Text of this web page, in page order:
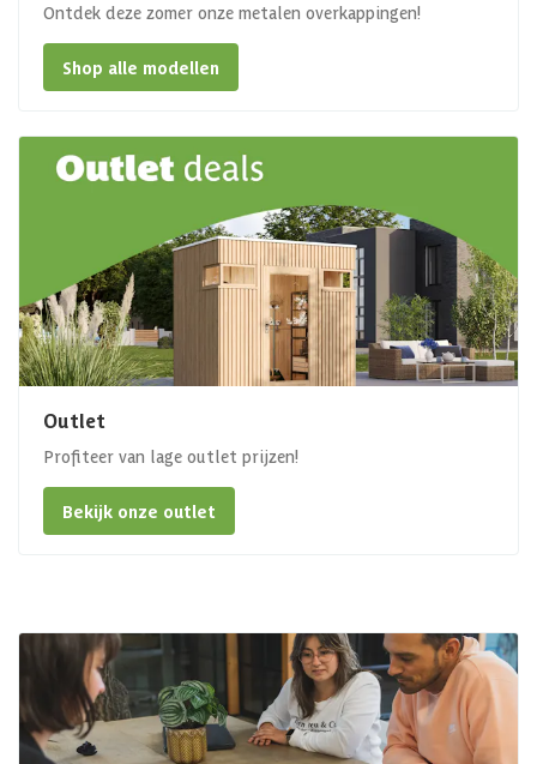
Ontdek deze zomer onze metalen overkappingen!
Shop alle modellen
Outlet
Profiteer van lage outlet prijzen!
Bekijk onze outlet